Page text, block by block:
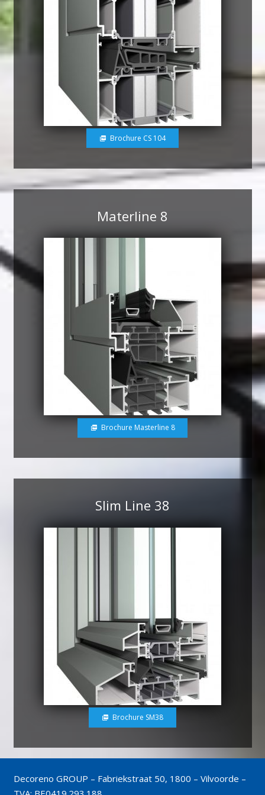
picture_as_pdf Brochure CS 104
Materline 8
picture_as_pdf Brochure Masterline 8
Slim Line 38
picture_as_pdf Brochure SM38
Decoreno GROUP – Fabriekstraat 50, 1800 – Vilvoorde –